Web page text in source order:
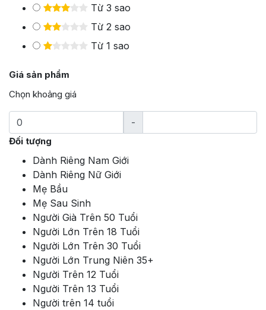
Từ 3 sao
Từ 2 sao
Từ 1 sao
Giá sản phẩm
Chọn khoảng giá
-
Đối tượng
Dành Riêng Nam Giới
Dành Riêng Nữ Giới
Mẹ Bầu
Mẹ Sau Sinh
Người Già Trên 50 Tuổi
Người Lớn Trên 18 Tuổi
Người Lớn Trên 30 Tuổi
Người Lớn Trung Niên 35+
Người Trên 12 Tuổi
Người Trên 13 Tuổi
Người trên 14 tuổi